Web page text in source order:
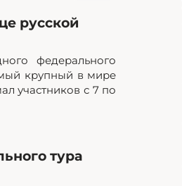
русской
федерального
крупный в мире
участников с 7 по
тура